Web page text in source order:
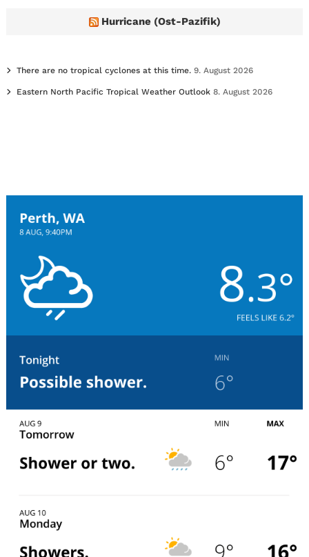
Hurricane (Ost-Pazifik)
There are no tropical cyclones at this time. 9. August 2026
Eastern North Pacific Tropical Weather Outlook 8. August 2026